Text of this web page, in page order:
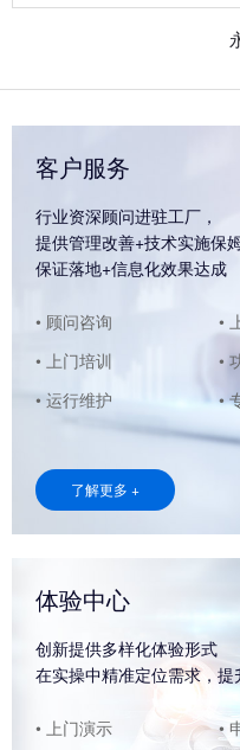
客户服务
行业资深顾问进驻工厂，
提供管理改善+技术实施保
保证落地+信息化效果达成
• 顾问咨询
•
• 上门培训
•
• 运行维护
•
了解更多 +
体验中心
创新提供多样化体验形式
在实操中精准定位需求，提
• 上门演示 •